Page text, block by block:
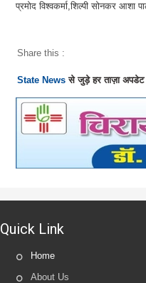
प्रमोद विश्वकर्मा,शिल्पी सोनकर
Share this :
State News से जुड़े हर ताज़ा
Quick Link
Home
About Us